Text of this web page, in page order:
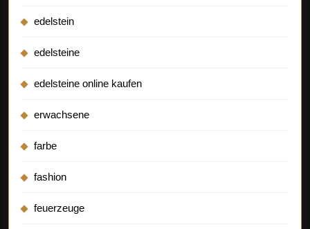
edelstein
edelsteine
edelsteine online kaufen
erwachsene
farbe
fashion
feuerzeuge